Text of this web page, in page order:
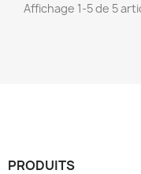
Affichage 1-5 de 5
PRODUITS